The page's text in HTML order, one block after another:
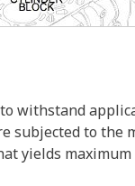
withstand
subjected to the
yields